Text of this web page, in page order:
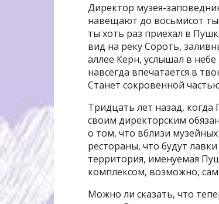
Директор музея-
навещают до восьмисот
ты хоть раз приехал в
вид на реку Сороть,
аллее Керн, услышал в
навсегда впечатается в
Станет сокровенной
Тридцать лет назад,
своим директорским
о том, что вблизи
рестораны, что будут
территория, именуемая
комплексом, возможно,
Можно ли сказать, что